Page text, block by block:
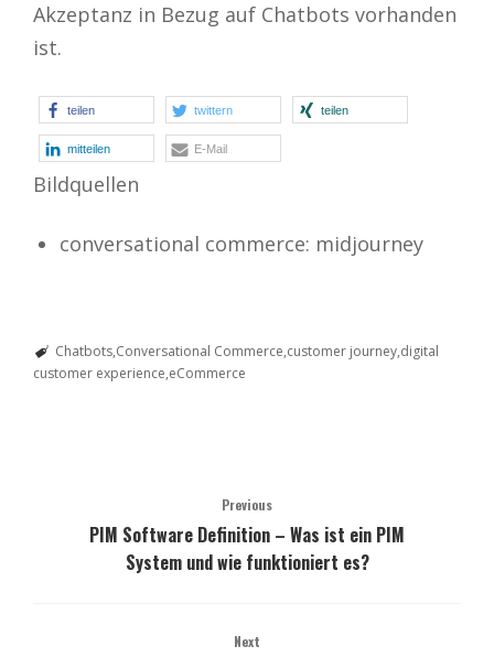
Akzeptanz in Bezug auf Chatbots vorhanden
ist.
teilen twittern teilen
mitteilen E-Mail
Bildquellen
conversational commerce: midjourney
Chatbots Conversational Commerce customer journey digital
customer experience eCommerce
Previous
PIM Software Definition – Was ist ein PIM
System und wie funktioniert es?
Next